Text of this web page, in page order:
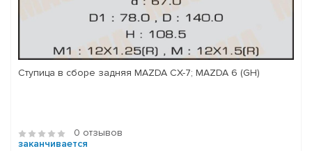
Ступица в сборе задняя MAZDA CX-7; MAZDA 6 (GH)
0 отзывов
заканчивается